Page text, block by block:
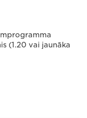
(1.20 vai jaunāka